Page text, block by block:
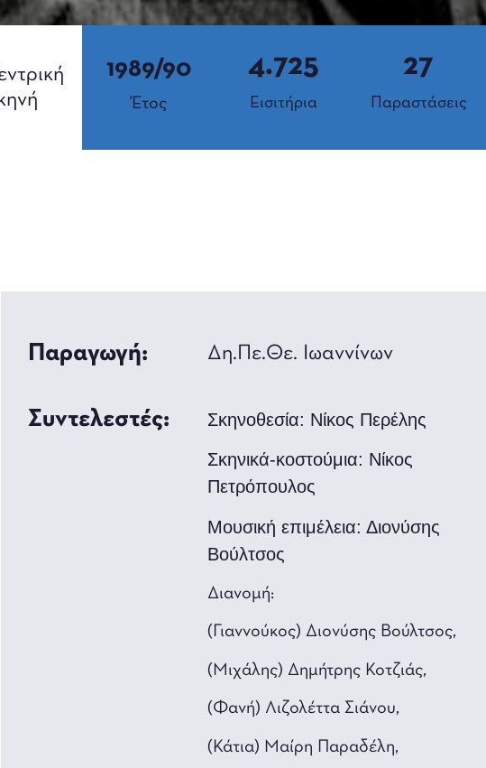
1989/90
Έτος Εισιτήρια
4.725
Παραστάσεις
27
Παραγωγή: Δη.Πε.Θε. Ιωαννίνων
Συντελεστές: Σκηνοθεσία: Νίκος Περέλης
Σκηνικά-κοστούμια: Νίκος
Πετρόπουλος
Μουσική επιμέλεια:Διονύσης
Βούλτσος
Διανομή:
(Γιαννούκος) Διονύσης Βούλτσος,
(Μιχάλης) Δημήτρης Κοτζιάς,
(Φανή) Λιζολέττα Σιάνου,
(Κάτια) Μαίρη Παραδέλη,